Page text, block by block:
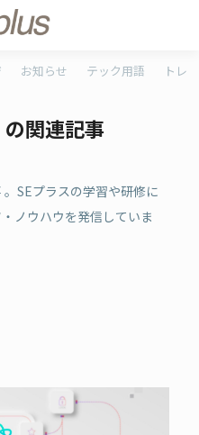
お知らせ テック用語 トレ
関連記事
SEプラスの学習や研修に
ノウハウを発信していま